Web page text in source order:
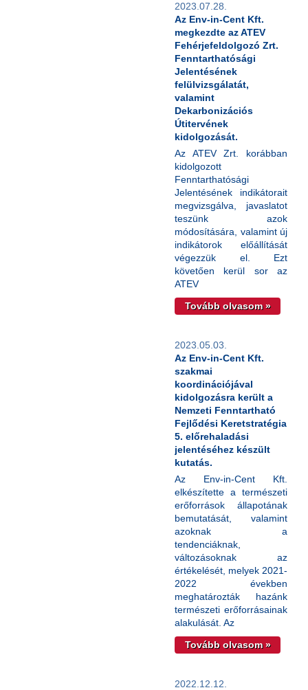
Az Env-in-Cent Kft.
megkezdte az ATEV
Fehérjefeldolgozó Zrt.
Fenntarthatósági
Jelentésének
felülvizsgálatát,
valamint
Dekarbonizációs
Útitervének
kidolgozását.
2023.07.28.
Az ATEV Zrt. korábban
kidolgozott
Fenntarthatósági
Jelentésének indikátorait
megvizsgálva, javaslatot
teszünk azok
módosítására, valamint új
indikátorok előállítását
végezzük el. Ezt
követően kerül sor az
ATEV
Tovább olvasom »
Az Env-in-Cent Kft.
szakmai
koordinációjával
kidolgozásra került a
Nemzeti Fenntartható
Fejlődési Keretstratégia
5. előrehaladási
jelentéséhez készült
kutatás.
2023.05.03.
Az Env-in-Cent Kft.
elkészítette a természeti
erőforrások állapotának
bemutatását, valamint
azoknak a
tendenciáknak,
változásoknak az
értékelését, melyek 2021-
2022 években
meghatározták hazánk
természeti erőforrásainak
alakulását. Az
Tovább olvasom »
2022.12.12.